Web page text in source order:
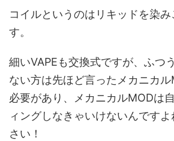
コイルというのはリキッドを染
す。
細いVAPEも交換式ですが、ふつ
ない方は先ほど言ったメカニカル
必要があり、メカニカルMODは
ィングしなきゃいけないんですよ
さい！